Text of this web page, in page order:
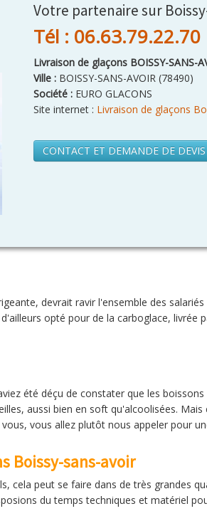
Votre partenaire sur
Tél : 06.63.79.22.70
Livraison de glaçons BOISSY-SANS-
Ville : BOISSY-SANS-AVOIR (78490)
Société : EURO GLACONS
Site internet : Livraison de glaçons
CONTACT ET DEMANDE DE DEVIS
devrait ravir l'ensemble des
opté pour de la carboglace, livrée
été déçu de constater que les
aussi bien en soft qu'alcoolisées.
vous allez plutôt nous appeler pour
Boissy-sans-avoir
cela peut se faire dans de très grandes
du temps techniques et matériel